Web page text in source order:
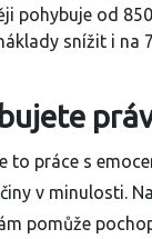
pohybuje od
snížit i
to práce s
v minulosti.
pomůže